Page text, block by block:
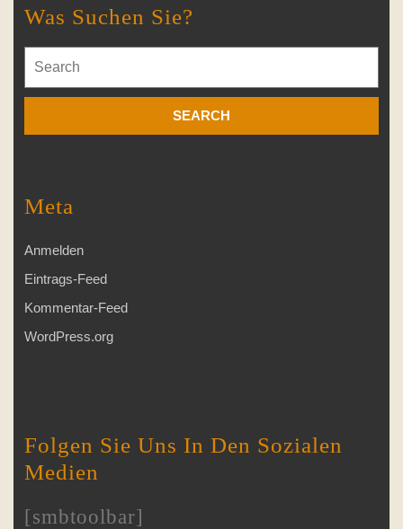
Was Suchen Sie?
for:
Meta
Anmelden
Eintrags-Feed
Kommentar-Feed
WordPress.org
Folgen Sie Uns In Den Sozialen
Medien
[smbtoolbar]